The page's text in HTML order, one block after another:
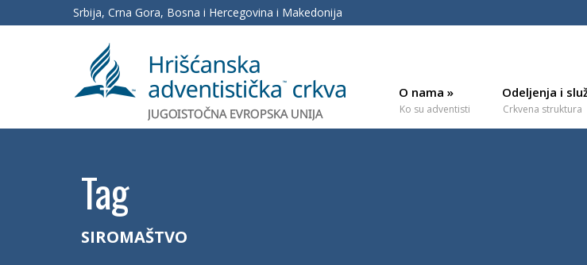
Srbija, Crna Gora, Bosna i Hercegovina i Makedonija
O nama »
Ko su adventisti
Odeljenja i
Crkvena struktura
Tag
SIROMAŠTVO